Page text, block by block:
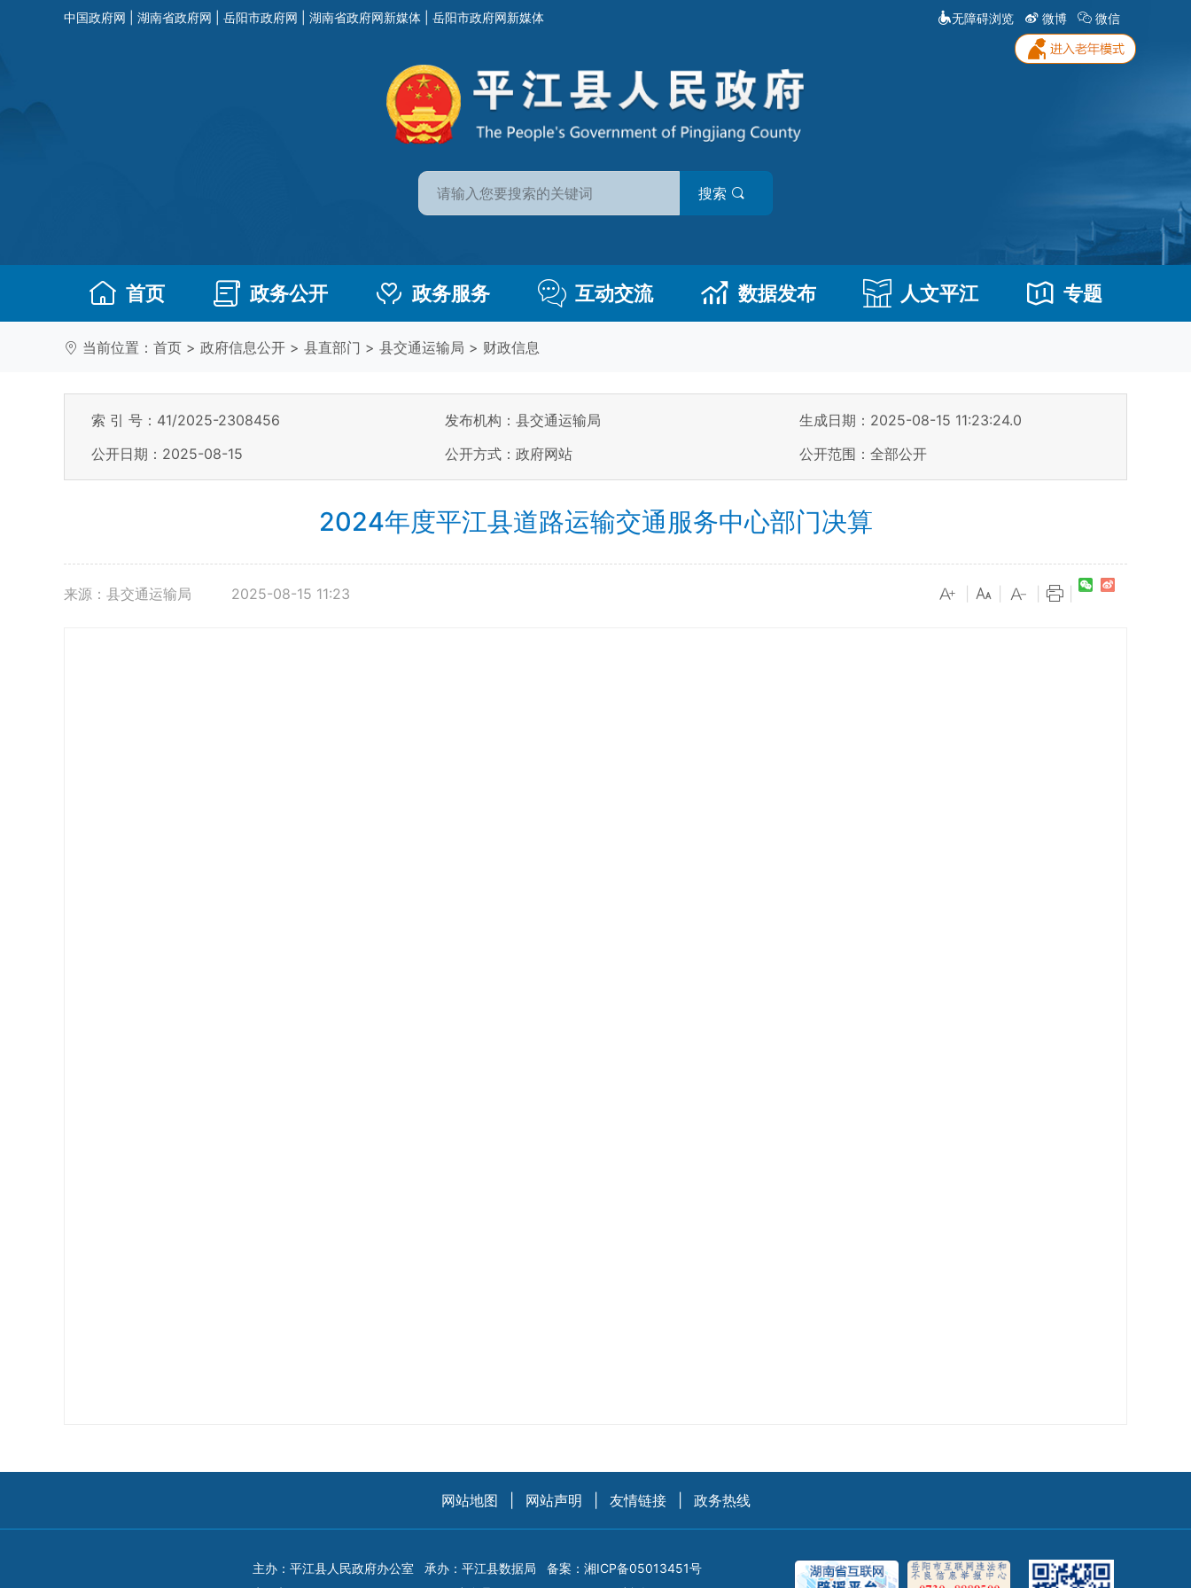
中国政府网 湖南省政府网 岳阳市政府网 湖南省政府网新媒体 岳阳市政府网新媒体 无障碍浏览 微博 微信
搜索
首页 政务公开 政务服务 互动交流 数据发布 人文平江 专题
当前位置： 首页 > 政府信息公开 > 县直部门 > 县交通运输局 > 财政信息
索 引 号：41/2025-2308456 发布机构：县交通运输局
生成日期：2025-08-15 11:23:24.0
公开日期：2025-08-15
公开方式：政府网站 公开范围：全部公开
2024年度平江县道路运输交通服务中心部门决算
来源：县交通运输局 2025-08-15 11:23
网站地图 网站声明 友情链接 政务热线
主办：平江县人民政府办公室 承办：平江县数据局 备案： 湘ICP备05013451号